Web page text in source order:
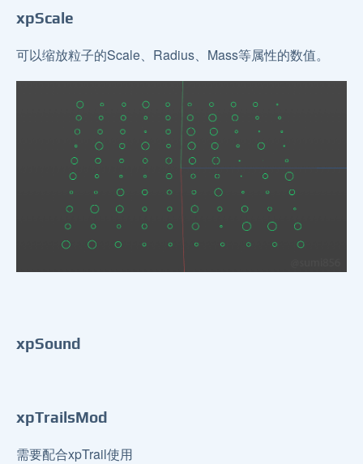
xpScale
可以缩放粒子的Scale、Radius、Mass等属性的数值。
xpSound
xpTrailsMod
需要配合xpTrail使用